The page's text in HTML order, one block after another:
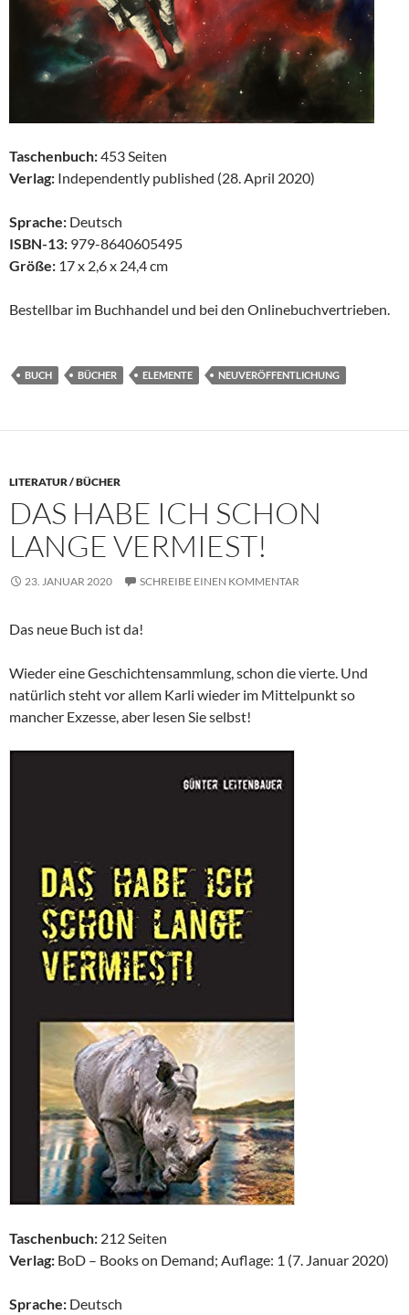
Taschenbuch:453 Seiten
Verlag: Independently published (28. April 2020)
Sprache: Deutsch
ISBN-13: 979-8640605495
Größe: 17 x 2,6 x 24,4 cm
Bestellbar im Buchhandel und bei den Onlinebuchvertrieben.
BUCH BÜCHER ELEMENTE NEUVERÖFFENTLICHUNG
LITERATUR / BÜCHER
DAS HABE ICH SCHON
LANGE VERMIEST!
23. JANUAR 2020 SCHREIBE EINEN KOMMENTAR
Das neue Buch ist da!
Wieder eine Geschichtensammlung, schon die vierte. Und
natürlich steht vor allem Karli wieder im Mittelpunkt so
mancher Exzesse, aber lesen Sie selbst!
Taschenbuch: 212 Seiten
Verlag: BoD – Books on Demand; Auflage: 1 (7. Januar 2020)
Sprache: Deutsch